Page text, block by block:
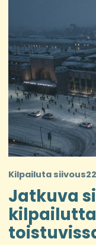
Kilpailuta siivous
Jatkuva